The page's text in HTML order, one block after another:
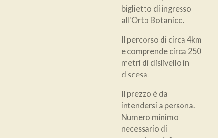
biglietto di ingresso
all'Orto Botanico.
Il percorso di circa 4km
e comprende circa 250
metri di dislivello in
discesa.
Il prezzo è da
intendersi a persona.
Numero minimo
necessario di